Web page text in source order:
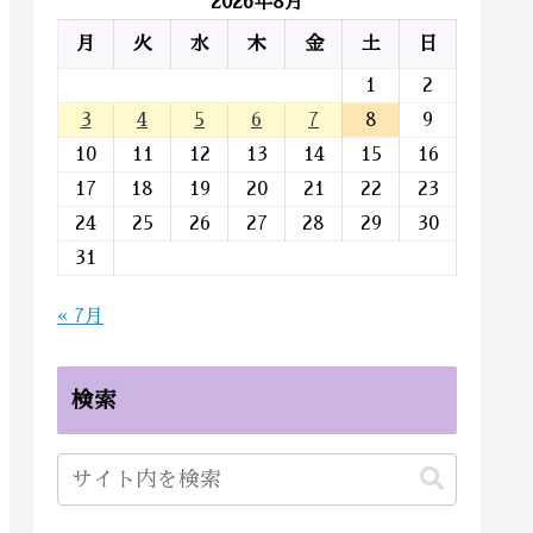
月 火 水 木 金 土 日
1
2
3
4 5 6 7 8
9
10
11 12 13 14 15
16
17
18 19 20 21 22
23
24
25 26 27 28 29
30
31
« 7月
検索